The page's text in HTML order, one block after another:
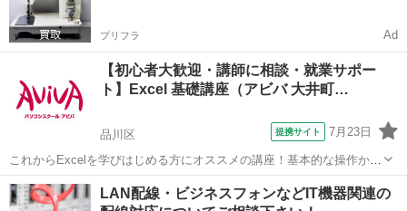
プリフラ Ad
【初心者大歓迎・講師に相談・就業サポー
ト】Excel 基礎講座（アビバ 大井町…
品川区 提携サイト 7月23日
これからExcelを学びはじめる方にオススメの講座！基本的な操作から
関数やグラフ作成など、表計算ソフトであるExcelの醍醐味を学ぶ事が
できる講座です。 ■学習内容■ 基本操作・印刷・ページ設定・書式設
東京 品川区 エクセル
LAN配線・ビジネスフォンなどIT機器関連の